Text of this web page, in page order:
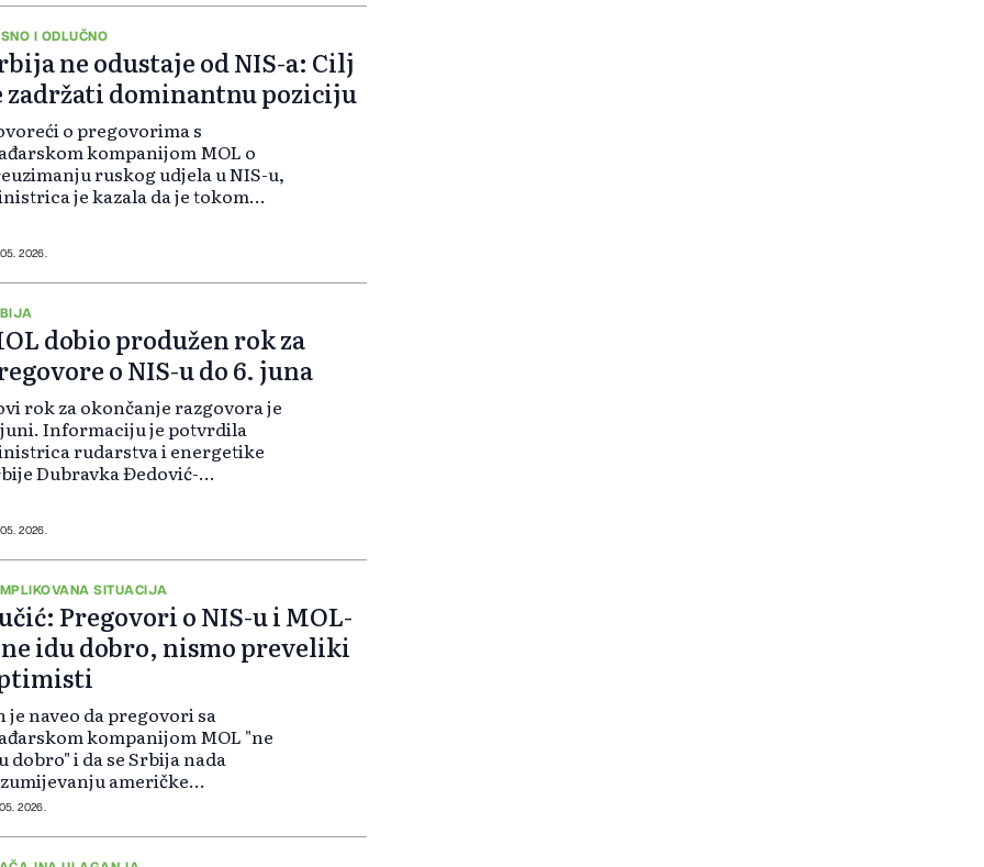
o tome ne može izjasniti bez
stava...
I ODLUČNO
ne odustaje od NIS-a: Cilj
zadržati dominantnu poziciju
o pregovorima s
kompanijom MOL o
ruskog udjela u NIS-u,
je kazala da je tokom
nacrta ugovora akcionara.
smo stavove kako...
2026.
dobio produžen rok za
o NIS-u do 6. juna
rok za okončanje razgovora je
Informaciju je potvrdila
rudarstva i energetike
Dubravka Đedović-
sa dioničarskim ugovorom.
je ista...
2026.
SITUACIJA
Pregovori o NIS-u i MOL-
idu dobro, nismo preveliki
je naveo da pregovori sa
kompanijom MOL "ne
dobro" i da se Srbija nada
američke
kada je riječ o
pregovorima i roku koji
2026.